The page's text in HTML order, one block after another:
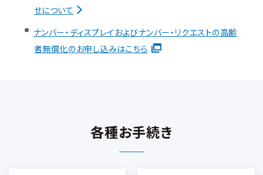
せについて
ナンバー・ディスプレイおよびナンバー・リクエストの高齢
者無償化のお申し込みはこちら
各種お手続き